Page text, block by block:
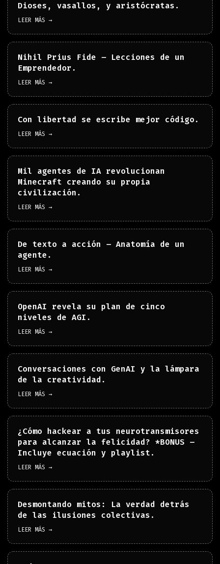
Dioses, vasallos, y aristócratas.
LEER MÁS →
Nihil Prius Fide – Lecciones de un
Emprendedor.
LEER MÁS →
Con libertad se escribe mejor código.
LEER MÁS →
Mil agentes de IA revolucionan
Minecraft creando su propia
civilización.
LEER MÁS →
De texto a acción – Anatomía de un
agente.
LEER MÁS →
OpenAI revela su plan de cinco
niveles de AGI.
LEER MÁS →
Conversaciones con GenAI y la lámpara
de la creatividad.
LEER MÁS →
¿Cómo hackear a tus neurotransmisores
para alcanzar la felicidad? *BONUS –
Incluye ecuación y playlist.
LEER MÁS →
Desmontando mitos: La verdad detrás
de las ilusiones colectivas.
LEER MÁS →